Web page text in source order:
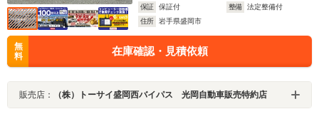
保証
保証付 整備
法定整備付
住所
岩手県盛岡市
無
料
在庫確認・見積依頼
販売店： （株）トーサイ盛岡西バイパス 光岡自動車販売特約店